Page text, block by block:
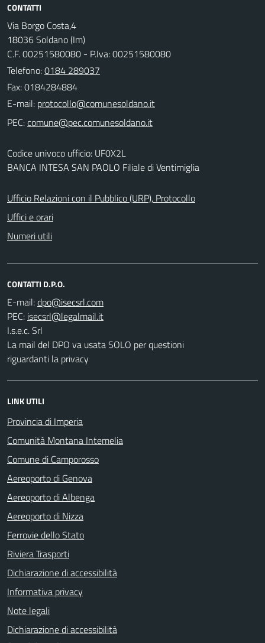
CONTATTI
Via Borgo Costa,4
18036 Soldano (Im)
C.F. 00251580080 - P.Iva: 00251580080
Telefono:0184 289037
Fax: 0184284884
E-mail:
PEC:
Codice univoco ufficio: UF0X2L
BANCA INTESA SAN PAOLO Filiale di Ventimiglia
Ufficio Relazioni con il Pubblico (URP), Protocollo
Uffici e orari
Numeri utili
CONTATTI D.P.O.
E-mail:
PEC:
I.s.e.c. Srl
La mail del DPO va usata SOLO per questioni
riguardanti la privacy
LINK UTILI
Provincia di Imperia
Comunità Montana Intemelia
Comune di Camporosso
Aereoporto di Genova
Aereoporto di Albenga
Aereoporto di Nizza
Ferrovie dello Stato
Riviera Trasporti
Dichiarazione di accessibilità
Informativa privacy
Note legali
Dichiarazione di accessibilità